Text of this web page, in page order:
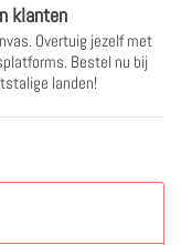
klanten
Overtuig jezelf met
Bestel nu bij
landen!